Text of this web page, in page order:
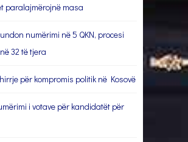
paralajmërojnë masa
numërimi në 5 QKN, procesi
32 të tjera
për kompromis politik në Kosovë
i votave për kandidatët për